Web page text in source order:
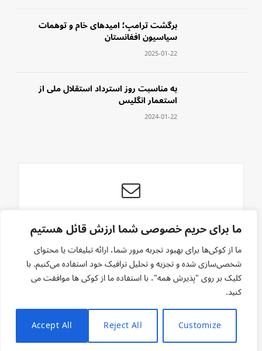
ما برای حریم خصوصی شما ارزش قائل هستیم
ما از کوکی‌ها برای بهبود تجربه مرور شما، ارائه تبلیغات یا محتوای
شخصی‌سازی شده و تجزیه و تحلیل ترافیک خود استفاده می‌کنیم. با
کلیک بر روی "پذیرش همه"، با استفاده ما از کوکی ها موافقت می
کنید.
Customize
Reject All
Accept All
‏برگشت ترامپ؛ امید‌های خام و توهمات
سیاسیون افغانستان
2025-01-22
به مناسبت روز استرداد استقلال ملی از
استعمار انگلیس
2024-01-22
با هر پیگیری جدید
در موظوعا الکترونیکی رایگان ما مشترک شوید